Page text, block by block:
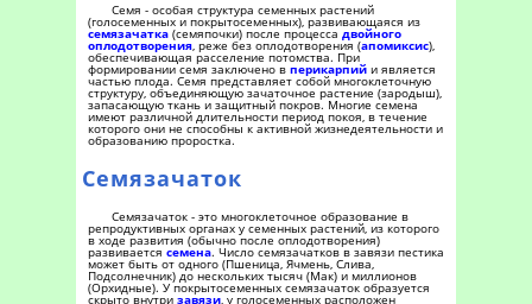
Семя - особая структура семенных растений
(голосеменных и покрытосеменных), развивающаяся из
семязачатка (семяпочки) после процесса двойного
оплодотворения, реже без оплодотворения (апомиксис),
обеспечивающая расселение потомства. При
формировании семя заключено в перикарпий и является
частью плода. Семя представляет собой многоклеточную
структуру, объединяющую зачаточное растение (зародыш),
запасающую ткань и защитный покров. Многие семена
имеют различной длительности период покоя, в течение
которого они не способны к активной жизнедеятельности и
образованию проростка.
Семязачаток
Семязачаток - это многоклеточное образование в
репродуктивных органах у семенных растений, из которого
в ходе развития (обычно после оплодотворения)
развивается семена. Число семязачатков в завязи пестика
может быть от одного (Пшеница, Ячмень, Слива,
Подсолнечник) до нескольких тысяч (Мак) и миллионов
(Орхидные). У покрытосеменных семязачаток образуется
скрыто внутри завязи, у голосеменных расположен